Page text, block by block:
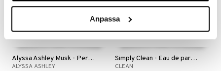
Anpassa
Alyssa Ashley Musk - Perfume Oil
ALYSSA ASHLEY
Simply Clean - Eau de parfum
CLEAN